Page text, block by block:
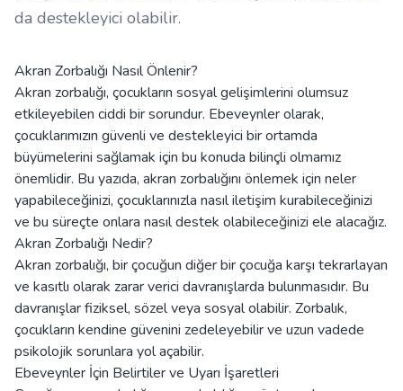
da destekleyici olabilir.
Akran Zorbalığı Nasıl Önlenir?
Akran zorbalığı, çocukların sosyal gelişimlerini olumsuz
etkileyebilen ciddi bir sorundur. Ebeveynler olarak,
çocuklarımızın güvenli ve destekleyici bir ortamda
büyümelerini sağlamak için bu konuda bilinçli olmamız
önemlidir. Bu yazıda, akran zorbalığını önlemek için neler
yapabileceğinizi, çocuklarınızla nasıl iletişim kurabileceğinizi
ve bu süreçte onlara nasıl destek olabileceğinizi ele alacağız.
Akran Zorbalığı Nedir?
Akran zorbalığı, bir çocuğun diğer bir çocuğa karşı tekrarlayan
ve kasıtlı olarak zarar verici davranışlarda bulunmasıdır. Bu
davranışlar fiziksel, sözel veya sosyal olabilir. Zorbalık,
çocukların kendine güvenini zedeleyebilir ve uzun vadede
psikolojik sorunlara yol açabilir.
Ebeveynler İçin Belirtiler ve Uyarı İşaretleri